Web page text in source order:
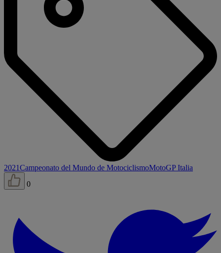
2021Campeonato del Mundo de MotociclismoMotoGP Italia
0